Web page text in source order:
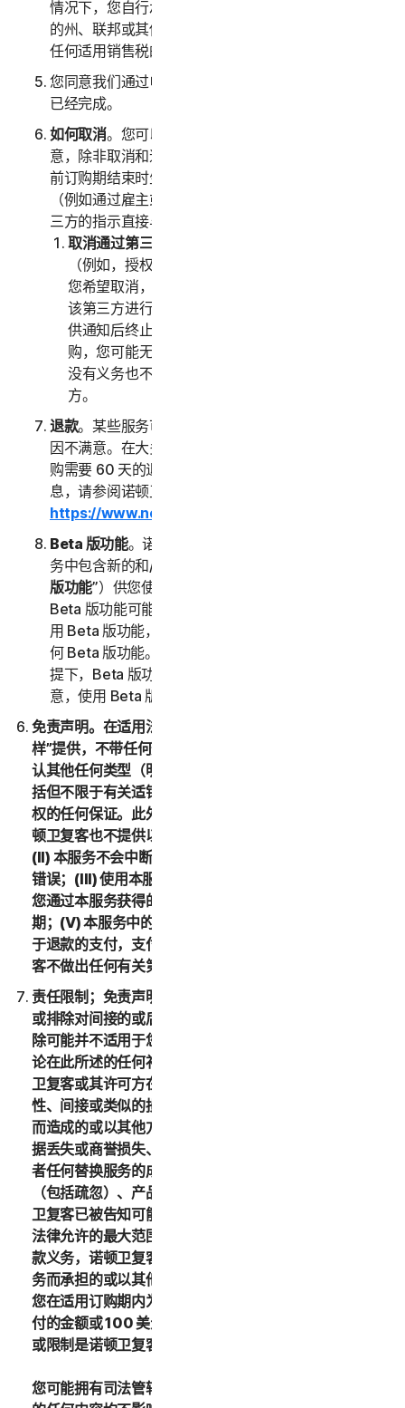
情况下，您自行承担可能与您购买服务相关的任何适用
的州、联邦或其他税费。我们还保留收取您购买服务的
任何适用销售税的权利。
您同意我们通过电子邮件向您发送确认单时，您的交易
已经完成。
如何取消。您可以随时取消或终止您的订购，但请注
意，除非取消和退款政策中另有规定，此类取消将在当
前订购期结束时生效。如果您是通过第三方购买服务
（例如通过雇主或其他第三方注册），则必须按照该第
三方的指示直接与该第三方终止服务。
取消通过第三方进行的订购。
（例如，授权经销商或您的雇主）购买订购，并且
您希望取消，则您必须按照该第三方的指示直接与
该第三方进行终止。我们只会在该第三方向我们提
供通知后终止您的订购。如果您是通过第三方订
购，您可能无权获得我们对任何费用的退款；我们
没有义务也不会将您支付的任何费用退还给第三
方。
退款。某些服务可能会提供退款保证，以防您因任何原
因不满意。在大多数情况下，直接向我们购买的年度订
购需要 60 天的退款期限。有关获得服务退款的详细信
息，请参阅诺顿卫复客的取消和退款政策 (
https://www.norton.com/return-policy
Beta 版功能。诺顿卫复客可能会经自行决定不时在服
务中包含新的和/或更新的 Beta 版功能（以下称“
版功能”）供您使用，并且允许您提供反馈。您使用
Beta 版功能可能需要付费。您了解并同意，您自愿使
用 Beta 版功能，并且诺顿卫复客没有义务向您提供任
何 Beta 版功能。在不限制本 LSA 的任何其他规定的前
提下，Beta 版功能按“原样”提供，并且您确认并同
意，使用 Beta 版功能的一切风险由您自行承担。
免责声明。在适用法律允许的最大范围内，(1) 服务按“原
样”提供，不带任何形式的保证，且 (2) 诺顿卫复客明确否
认其他任何类型（明示或暗示）的表述、条件和保证，包
括但不限于有关适销性、特定用途适用性或不侵犯知识产
权的任何保证。此外，在适用法律允许的最大范围内，诺
顿卫复客也不提供以下保证：(I) 本服务满足您的要求；
(II) 本服务不会中断，且具有时效性、安全性，并且没有
错误；(III) 使用本服务可能获得的结果准确或可靠；(IV)
您通过本服务获得的任何服务或信息的质量均符合您的预
期；(V) 本服务中的所有错误均可得到更正；或者 (VI) 对
于退款的支付，支付时间符合您的预期。另外，诺顿卫复
客不做出任何有关第三方产品的声明或保证。
责任限制；免责声明。有些国家和地区的法律不允许限制
或排除对间接的或后果性损害的责任，因此下述限制或排
除可能并不适用于您。在适用法律允许的最大范围内，不
论在此所述的任何补偿措施是否能达到其根本目的，诺顿
卫复客或其许可方在任何情况下都不对任何特殊、后果
性、间接或类似的损害负责，包括因使用或无法使用服务
而造成的或以其他方式与本 LSA 相关的任何利润损失、数
据丢失或商誉损失、服务中断、计算机损坏或系统故障或
者任何替换服务的成本，无论是基于担保、合同、侵权
（包括疏忽）、产品责任或任何其他法律理论，即使诺顿
卫复客已被告知可能发生此类损害赔偿亦是如此。在适用
法律允许的最大范围内，如果您对诺顿卫复客没有任何付
款义务，诺顿卫复客或其许可方对由于使用或无法使用服
务而承担的或以其他方式与本 LSA 相关的总责任不得超过
您在适用订购期内为适用服务向诺顿卫复客已支付或应支
付的金额或 100 美元（按适用情况）。对上述赔偿的排除
或限制是诺顿卫复客与您之间交易的基本要素或依据。
您可能拥有司法管辖区适用法律下的某些权利。本 LSA 中